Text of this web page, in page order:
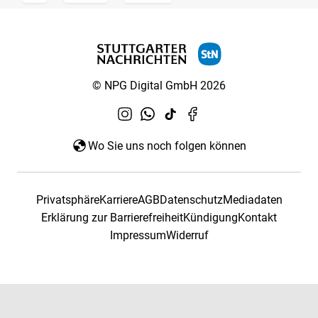
© NPG Digital GmbH 2026
Wo Sie uns noch folgen können
PrivatsphäreKarriereAGBDatenschutzMediadaten
Erklärung zur BarrierefreiheitKündigungKontakt
ImpressumWiderruf